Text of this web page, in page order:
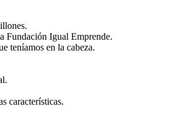
Fundación Igual Emprende.
teníamos en la cabeza.
características.